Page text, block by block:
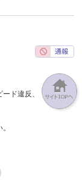
ド違反、